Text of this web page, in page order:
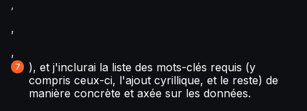
,
,
), et j'inclurai la liste des mots-clés requis (y
compris ceux-ci, l'ajout cyrillique, et le reste) de
manière concrète et axée sur les données.